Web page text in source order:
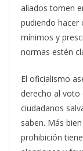
aliados tomen
pudiendo hacer
mínimos y
normas estén
El oficialismo
derecho al voto
ciudadanos
saben. Más
prohibición